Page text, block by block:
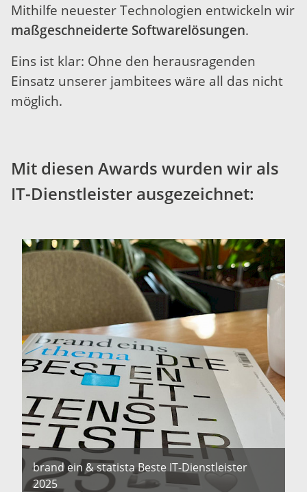
Mithilfe neuester Technologien entwickeln wir
maßgeschneiderte Softwarelösungen.
Eins ist klar: Ohne den herausragenden
Einsatz unserer jambitees wäre all das nicht
möglich.
Mit diesen Awards wurden wir als
IT-Dienstleister ausgezeichnet:
brand ein & statista Beste IT-Dienstleister
2025